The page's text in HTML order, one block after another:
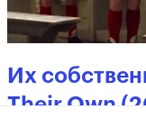
Их
Their Own